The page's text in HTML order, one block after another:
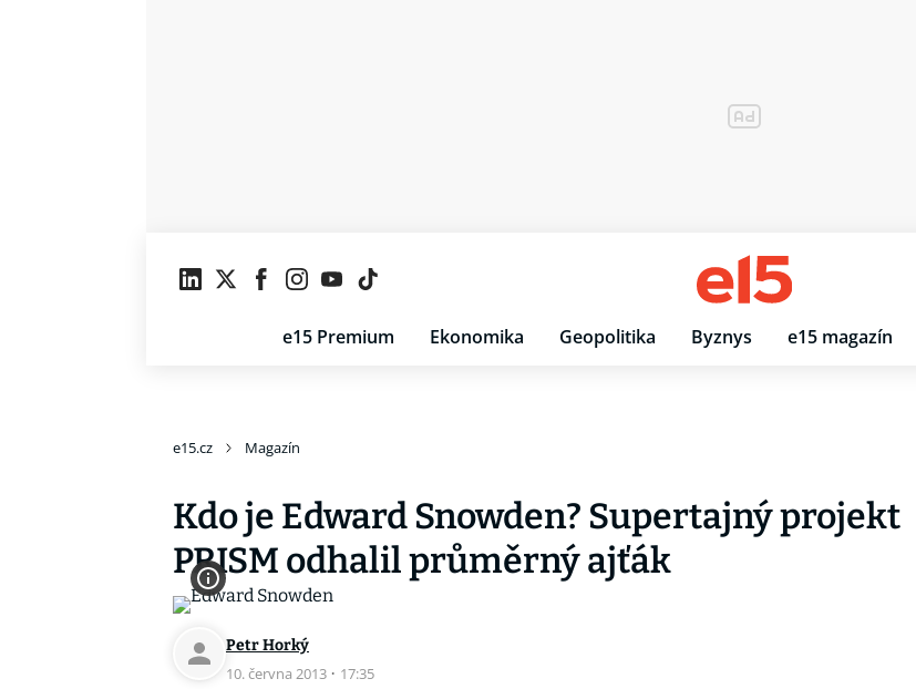
e15 Premium Ekonomika Geopolitika Byznys e15 magazín
e15.cz Magazín
Kdo je Edward Snowden? Supertajný projekt
PRISM odhalil průměrný ajťák
Petr Horký
10. června 2013 · 17:35